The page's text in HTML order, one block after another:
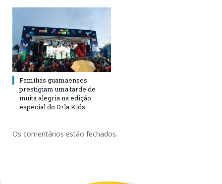
Famílias guamaenses
prestigiam uma tarde de
muita alegria na edição
especial do Orla Kids.
Os comentários estão fechados.